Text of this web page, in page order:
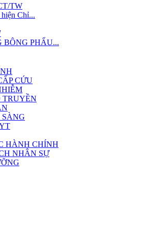
CỨU
TRUYỀN
HÀNH CHÍNH
NHÂN SỰ
Chỉ...
PHẨU...